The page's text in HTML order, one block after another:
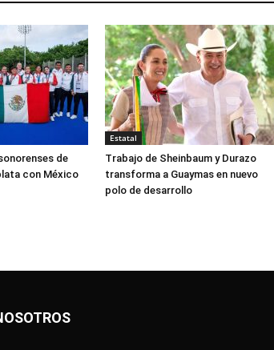
de
con México
Estatal
Trabajo de Sheinbaum y Durazo
transforma a Guaymas en nuevo
polo de desarrollo